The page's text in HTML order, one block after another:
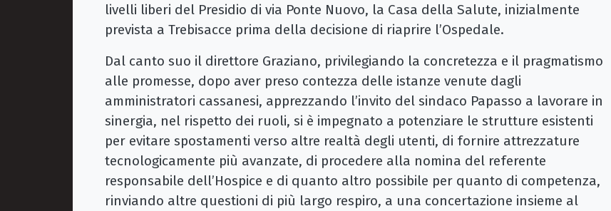
livelli liberi del Presidio di via Ponte Nuovo, la Casa della Salute, inizialmente
prevista a Trebisacce prima della decisione di riaprire l’Ospedale.
Dal canto suo il direttore Graziano, privilegiando la concretezza e il pragmatismo
alle promesse, dopo aver preso contezza delle istanze venute dagli
amministratori cassanesi, apprezzando l’invito del sindaco Papasso a lavorare in
sinergia, nel rispetto dei ruoli, si è impegnato a potenziare le strutture esistenti
per evitare spostamenti verso altre realtà degli utenti, di fornire attrezzature
tecnologicamente più avanzate, di procedere alla nomina del referente
responsabile dell’Hospice e di quanto altro possibile per quanto di competenza,
rinviando altre questioni di più largo respiro, a una concertazione insieme al